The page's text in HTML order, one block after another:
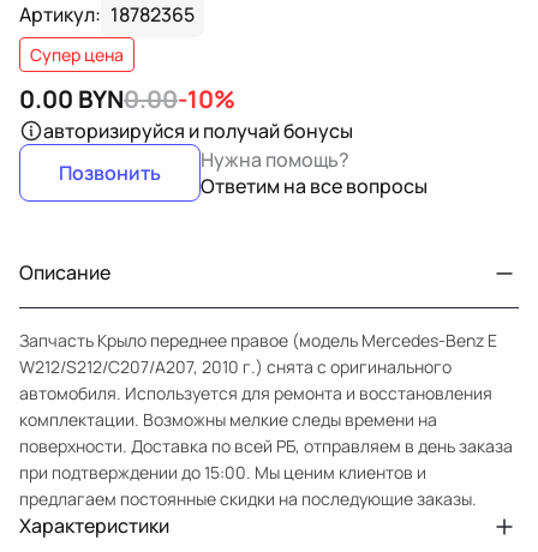
Артикул: 18782365
Супер цена
0.00 BYN0.00-10%
авторизируйся и получай бонусы
Позвонить
Нужна помощь?
Ответим на все вопросы
Описание
Запчасть Крыло переднее правое (модель Mercedes-Benz E
W212/S212/C207/A207, 2010 г.) снята с оригинального
автомобиля. Используется для ремонта и восстановления
комплектации. Возможны мелкие следы времени на
поверхности. Доставка по всей РБ, отправляем в день заказа
при подтверждении до 15:00. Мы ценим клиентов и
предлагаем постоянные скидки на последующие заказы.
Характеристики